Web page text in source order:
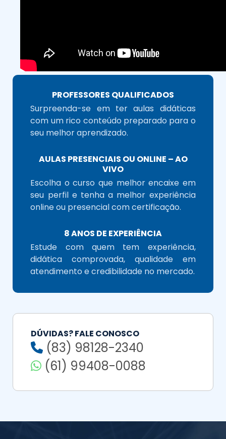
PROFESSORES QUALIFICADOS
Surpreenda-se em ter aulas didáticas
com um rico conteúdo preparado para o
seu melhor aprendizado.
AULAS PRESENCIAIS OU ONLINE – AO
VIVO
Escolha o curso que melhor encaixe em
seu perfil e tenha a melhor experiência
online ou presencial com certificação.
8 ANOS DE EXPERIÊNCIA
Estude com quem tem experiência,
didática comprovada, qualidade em
atendimento e credibilidade no mercado.
DÚVIDAS? FALE CONOSCO
(83) 98128-2340
(61) 99408-0088